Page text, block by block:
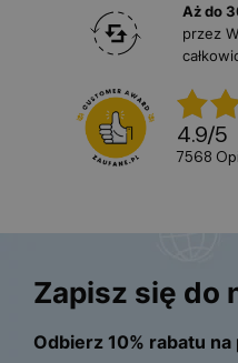
Aż do
przez
4.9/5
7568
Zapisz się do
Odbierz 10% rabatu